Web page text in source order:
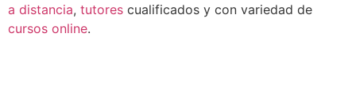
a distancia, tutores cualificados y con variedad de
cursos online.